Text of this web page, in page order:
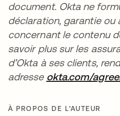
document. Okta ne
déclaration, garantie ou
concernant le contenu
savoir plus sur les
d’Okta à ses clients,
adresse okta.com/
À PROPOS DE L’AUTEUR